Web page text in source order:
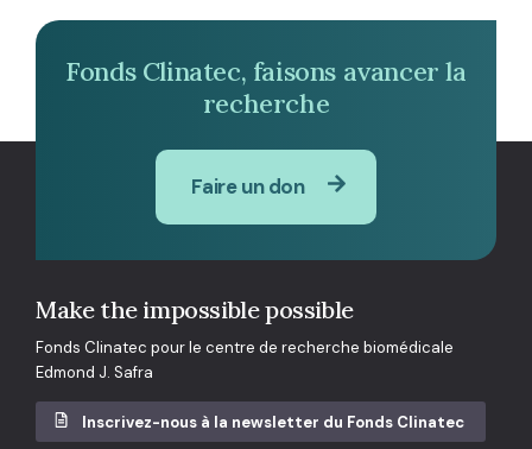
Fonds Clinatec, faisons avancer la
recherche
Faire un don
Make the impossible possible
Fonds Clinatec pour le centre de recherche biomédicale
Edmond J. Safra
Inscrivez-nous à la newsletter du Fonds Clinatec